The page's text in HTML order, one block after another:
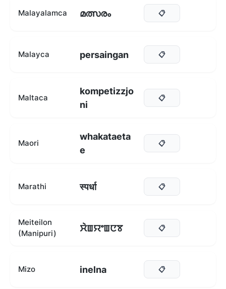
Malayalamca മത്സരം 📋
Malayca persaingan 📋
Maltaca
kompetizzjo
ni
📋
Maori
whakataeta
e
📋
Marathi स्पर्धा 📋
Meiteilon
(Manipuri)
ꯆꯥꯡꯌꯦꯡꯅꯕ 📋
Mizo inelna 📋